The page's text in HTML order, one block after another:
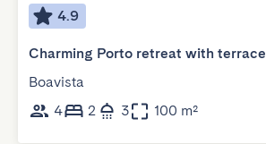
4.9
Charming Porto retreat with terrace
Boavista
4
2 3 100 m²